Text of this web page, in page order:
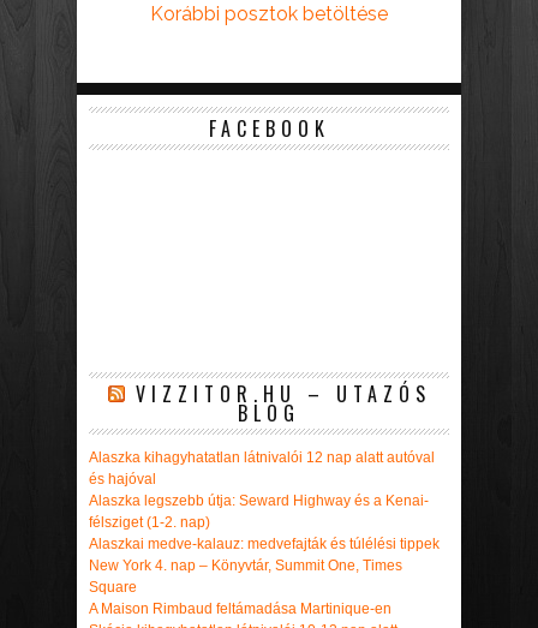
Korábbi posztok betöltése
FACEBOOK
VIZZITOR.HU – UTAZÓS
BLOG
Alaszka kihagyhatatlan látnivalói 12 nap alatt autóval
és hajóval
Alaszka legszebb útja: Seward Highway és a Kenai-
félsziget (1-2. nap)
Alaszkai medve-kalauz: medvefajták és túlélési tippek
New York 4. nap – Könyvtár, Summit One, Times
Square
A Maison Rimbaud feltámadása Martinique-en